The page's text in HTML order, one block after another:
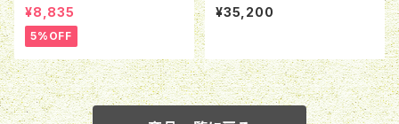
約で5％OFF】ウォーハンマー4
0K：アストラ・ミリタルム：カサー
キン
¥8,835
5%OFF
セット（日本語版）
¥35,200